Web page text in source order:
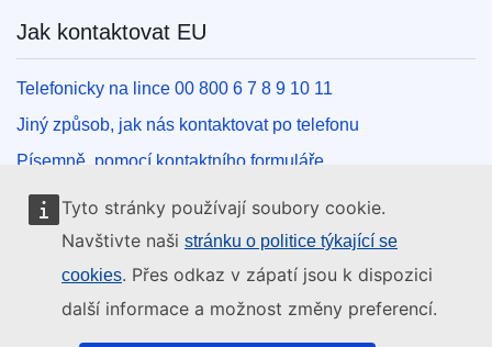
Tyto stránky používají soubory cookie.
Navštivte naši stránku o politice týkající se
cookies. Přes odkaz v zápatí jsou k dispozici
další informace a možnost změny preferencí.
Jak kontaktovat EU
Telefonicky na lince 00 800 6 7 8 9 10 11
Jiný způsob, jak nás kontaktovat po telefonu
Písemně, pomocí kontaktního formuláře
Osobně, v kontaktním místě EU
Vyhledávání informačních kanálů EU v sociálních médiích